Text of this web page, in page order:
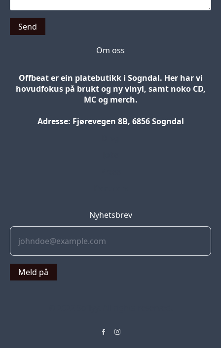
Send
Om oss
Offbeat er ein platebutikk i Sogndal. Her har vi
hovudfokus på brukt og ny vinyl, samt noko CD,
MC og merch.
Adresse: Fjørevegen 8B, 6856 Sogndal
Nyhetsbrev
Meld på